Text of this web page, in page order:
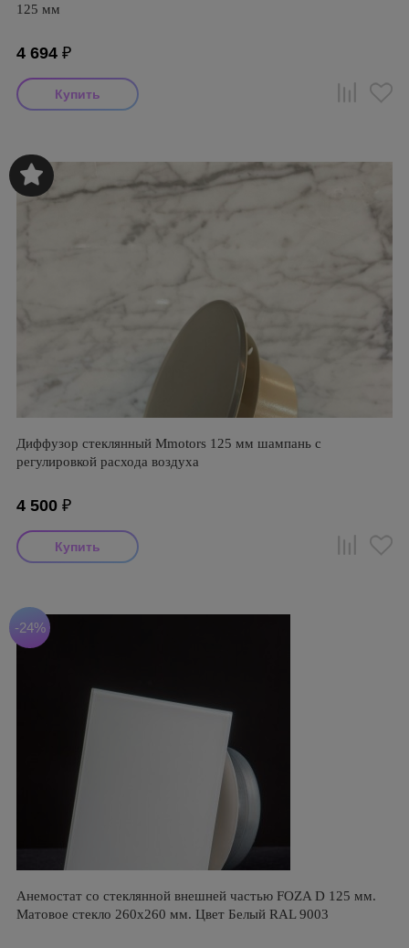
125 мм
4 694 ₽
Диффузор стеклянный Mmotors 125 мм шампань с
регулировкой расхода воздуха
4 500 ₽
-24%
Анемостат со стеклянной внешней частью FOZA D 125 мм.
Матовое стекло 260х260 мм. Цвет Белый RAL 9003